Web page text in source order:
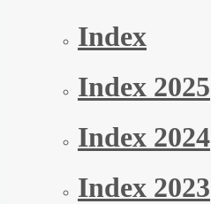
Index
Index 2025
Index 2024
Index 2023